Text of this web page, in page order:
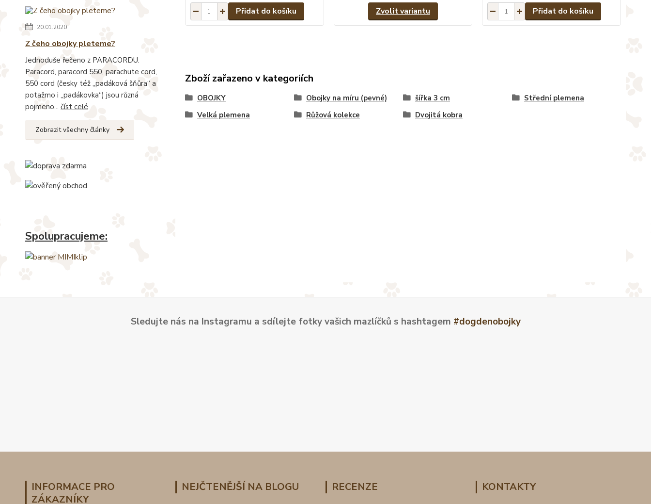
20.01.2020
Z čeho obojky pleteme?
Jednoduše řečeno z PARACORDU.
Paracord, paracord 550, parachute cord,
550 cord (česky též „padáková šňůra“ a
potažmo i „padákovka“) jsou různá
pojmeno... číst celé
Zobrazit všechny články
Spolupracujeme:
Přidat do košíku Zvolit variantu Přidat do košíku
Zboží zařazeno v kategoriích
OBOJKY Obojky na míru (pevné) šířka 3 cm
Střední plemena
Velká plemena
Růžová kolekce Dvojitá kobra
Sledujte nás na Instagramu a sdílejte fotky vašich mazlíčků s hashtagem #dogdenobojky
INFORMACE PRO
ZÁKAZNÍKY
NEJČTENĚJŠÍ NA BLOGU RECENZE KONTAKTY